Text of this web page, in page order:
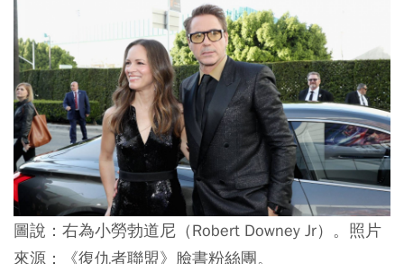
圖說：右為小勞勃道尼（Robert Downey Jr）。照片
來源：《復仇者聯盟》臉書粉絲團。